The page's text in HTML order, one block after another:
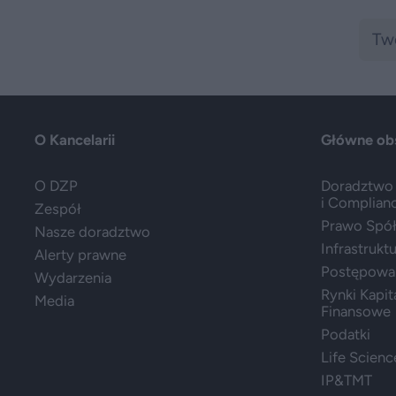
O Kancelarii
O DZP
Zespół
Nasze doradztwo
Alerty prawne
Wydarzenia
Media
Główne
Doradztwo
i
Prawo
Rynki
Finansowe
Podatki
Life
IP&TMT